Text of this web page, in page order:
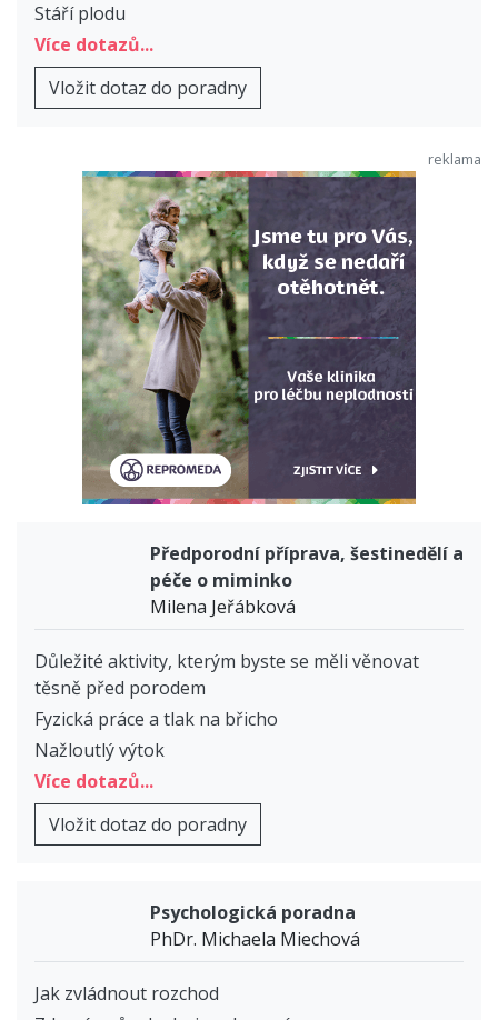
Stáří plodu
Více dotazů...
Vložit dotaz do poradny
Předporodní příprava, šestinedělí a
péče o miminko
Milena Jeřábková
Důležité aktivity, kterým byste se měli věnovat
těsně před porodem
Fyzická práce a tlak na břicho
Nažloutlý výtok
Více dotazů...
Vložit dotaz do poradny
Psychologická poradna
PhDr. Michaela Miechová
Jak zvládnout rozchod